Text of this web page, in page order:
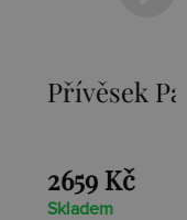
1525